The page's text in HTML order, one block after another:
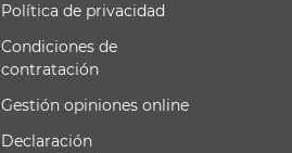
Política de privacidad
Condiciones de
contratación
Gestión opiniones online
Declaración